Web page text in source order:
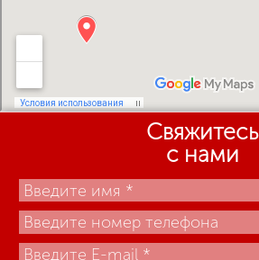
Свяжитесь
с нами